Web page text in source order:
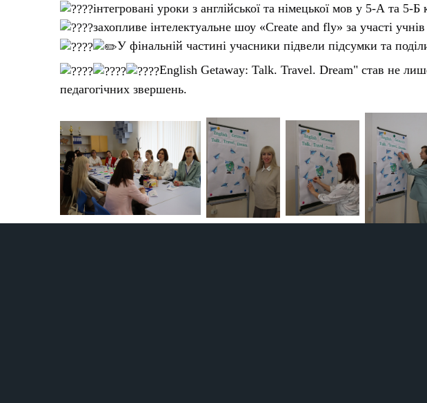
інтегровані уроки з англійської та німецької мов у 5-А та
захопливе інтелектуальне шоу «Create and fly» за участі
У фінальній частині учасники підвели підсумки та
English Getaway: Talk. Travel. Dream" став не
педагогічних звершень.